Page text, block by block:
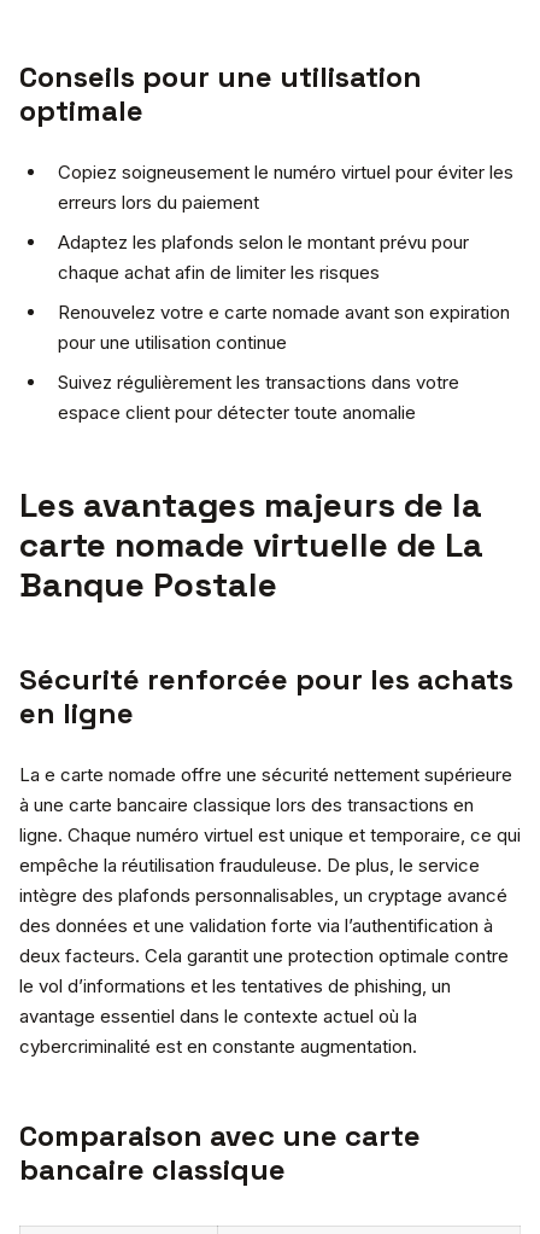
Conseils pour une utilisation
optimale
Copiez soigneusement le numéro virtuel pour éviter les
erreurs lors du paiement
Adaptez les plafonds selon le montant prévu pour
chaque achat afin de limiter les risques
Renouvelez votre e carte nomade avant son expiration
pour une utilisation continue
Suivez régulièrement les transactions dans votre
espace client pour détecter toute anomalie
Les avantages majeurs de la
carte nomade virtuelle de La
Banque Postale
Sécurité renforcée pour les achats
en ligne
La e carte nomade offre une sécurité nettement supérieure
à une carte bancaire classique lors des transactions en
ligne. Chaque numéro virtuel est unique et temporaire, ce qui
empêche la réutilisation frauduleuse. De plus, le service
intègre des plafonds personnalisables, un cryptage avancé
des données et une validation forte via l’authentification à
deux facteurs. Cela garantit une protection optimale contre
le vol d’informations et les tentatives de phishing, un
avantage essentiel dans le contexte actuel où la
cybercriminalité est en constante augmentation.
Comparaison avec une carte
bancaire classique